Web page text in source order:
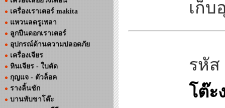
เครื่องเราเตอร์ makita
แหวนลดรูเพลา
ลูกปืนดอกเราเตอร์
อุปกรณ์ด้านความปลอดภัย
เครื่องเจียร
หินเจียร - ใบตัด
กุญแจ - ตัวล็อค
รางลิ้นชัก
บานพับขาโต๊ะ
เก็บ
รหัส
โต๊ะ